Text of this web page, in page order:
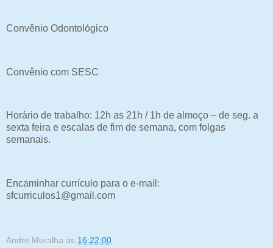
Convênio Odontológico
Convênio com SESC
Horário de trabalho: 12h as 21h / 1h de almoço – de seg. a
sexta feira e escalas de fim de semana, com folgas
semanais.
Encaminhar currículo para o e-mail:
sfcurriculos1@gmail.com
Andre Muralha às 16:22:00